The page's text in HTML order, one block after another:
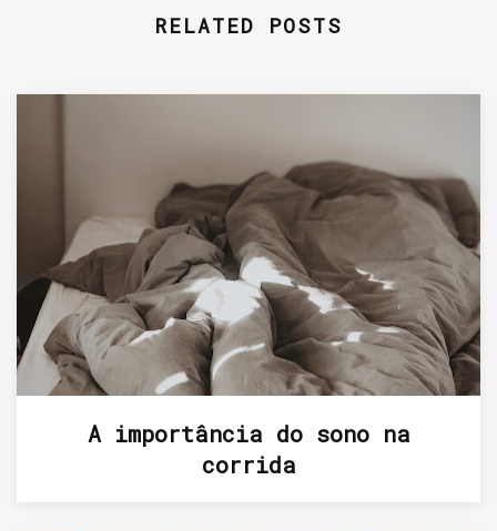
RELATED POSTS
A importância do sono na
corrida